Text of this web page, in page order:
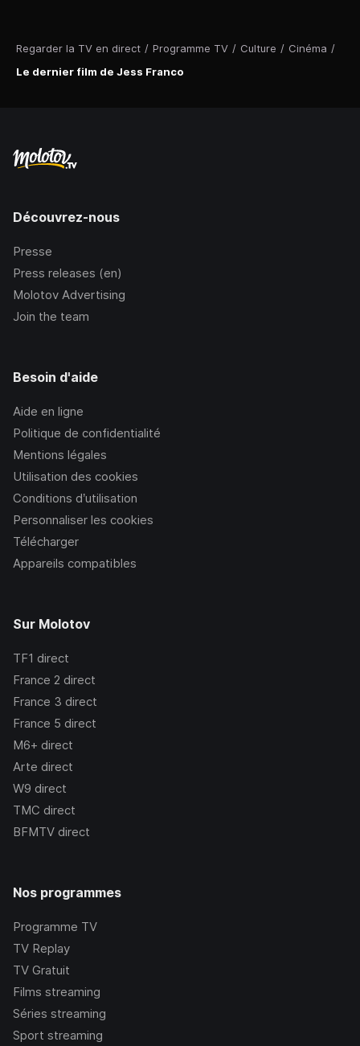
Regarder la TV en direct / Programme TV / Culture / Cinéma /
Le dernier film de Jess Franco
Découvrez-nous
Presse
Press releases (en)
Molotov Advertising
Join the team
Besoin d'aide
Aide en ligne
Politique de confidentialité
Mentions légales
Utilisation des cookies
Conditions d’utilisation
Personnaliser les cookies
Télécharger
Appareils compatibles
Sur Molotov
TF1 direct
France 2 direct
France 3 direct
France 5 direct
M6+ direct
Arte direct
W9 direct
TMC direct
BFMTV direct
Nos programmes
Programme TV
TV Replay
TV Gratuit
Films streaming
Séries streaming
Sport streaming